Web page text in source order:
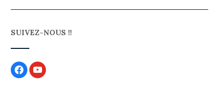
SUIVEZ-NOUS !!